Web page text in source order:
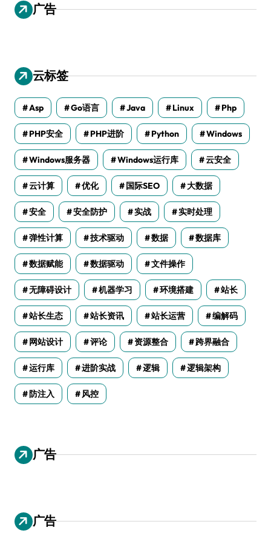
广告
云标签
Asp Go语言 Java Linux Php
PHP安全 PHP进阶 Python Windows
Windows服务器 Windows运行库 云安全
云计算 优化 国际SEO 大数据
安全 安全防护 实战 实时处理
弹性计算 技术驱动 数据 数据库
数据赋能 数据驱动 文件操作
无障碍设计 机器学习 环境搭建 站长
站长生态 站长资讯 站长运营 编解码
网站设计 评论 资源整合 跨界融合
运行库 进阶实战 逻辑 逻辑架构
防注入 风控
广告
广告